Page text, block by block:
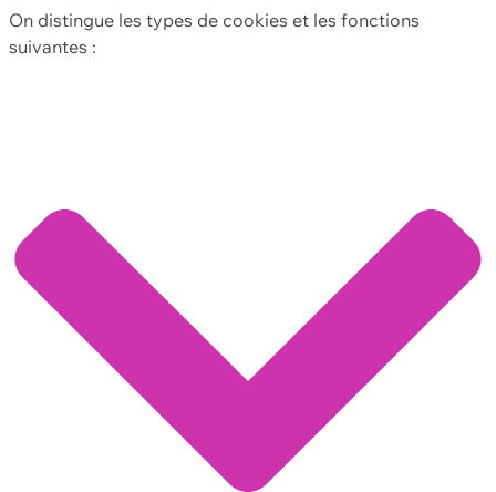
On distingue les types de cookies et les fonctions
suivantes :